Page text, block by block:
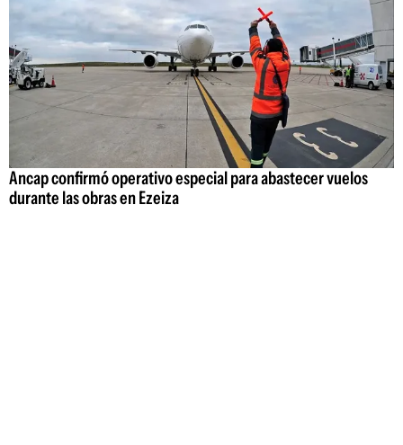
Ancap confirmó operativo especial para abastecer vuelos
durante las obras en Ezeiza